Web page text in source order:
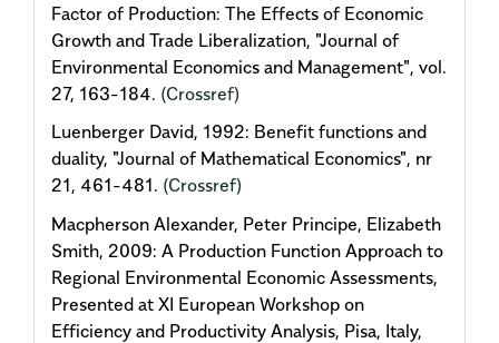
Factor of Production: The Effects of Economic
Growth and Trade Liberalization, "Journal of
Environmental Economics and Management", vol.
27, 163-184. (Crossref)
Luenberger David, 1992: Benefit functions and
duality, "Journal of Mathematical Economics", nr
21, 461-481. (Crossref)
Macpherson Alexander, Peter Principe, Elizabeth
Smith, 2009: A Production Function Approach to
Regional Environmental Economic Assessments,
Presented at XI European Workshop on
Efficiency and Productivity Analysis, Pisa, Italy,